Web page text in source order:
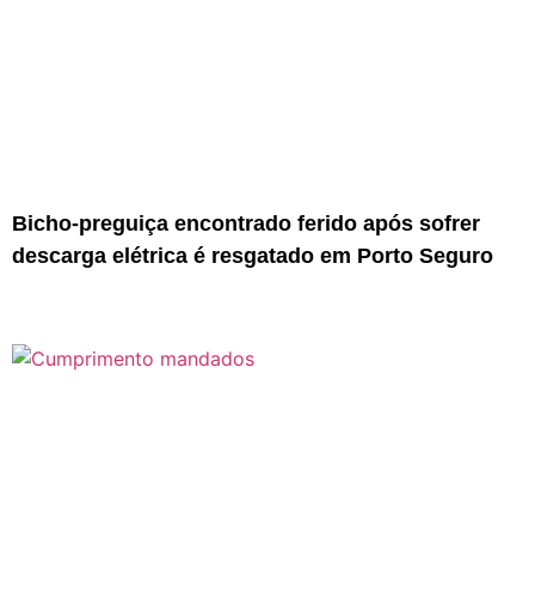
Bicho-preguiça encontrado ferido após sofrer
descarga elétrica é resgatado em Porto Seguro